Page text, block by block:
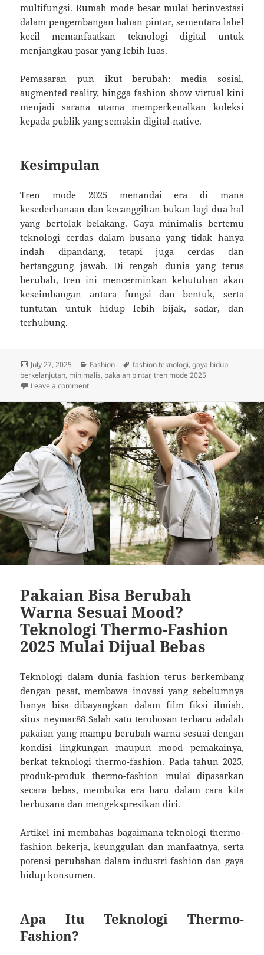
multifungsi. Rumah mode besar mulai berinvestasi
dalam pengembangan bahan pintar, sementara label
kecil memanfaatkan teknologi digital untuk
menjangkau pasar yang lebih luas.
Pemasaran pun ikut berubah: media sosial,
augmented reality, hingga fashion show virtual kini
menjadi sarana utama memperkenalkan koleksi
kepada publik yang semakin digital-native.
Kesimpulan
Tren mode 2025 menandai era di mana
kesederhanaan dan kecanggihan bukan lagi dua hal
yang bertolak belakang. Gaya minimalis bertemu
teknologi cerdas dalam busana yang tidak hanya
indah dipandang, tetapi juga cerdas dan
bertanggung jawab. Di tengah dunia yang terus
berubah, tren ini mencerminkan kebutuhan akan
keseimbangan antara fungsi dan bentuk, serta
tuntutan untuk hidup lebih bijak, sadar, dan
terhubung.
Posted
on
July 27, 2025 Categories
Fashion Tags
fashion teknologi,gaya hidup
berkelanjutan, minimalis, pakaian pintar,tren mode 2025
Leave a commenton Perubahan Tren Mode 2025: Gaya Minimalis
Pakaian Bisa Berubah
Warna Sesuai Mood?
Teknologi Thermo-Fashion
2025 Mulai Dijual Bebas
Teknologi dalam dunia fashion terus berkembang
dengan pesat, membawa inovasi yang sebelumnya
hanya bisa dibayangkan dalam film fiksi ilmiah.
situs neymar88Salah satu terobosan terbaru adalah
pakaian yang mampu berubah warna sesuai dengan
kondisi lingkungan maupun mood pemakainya,
berkat teknologi thermo-fashion. Pada tahun 2025,
produk-produk thermo-fashion mulai dipasarkan
secara bebas, membuka era baru dalam cara kita
berbusana dan mengekspresikan diri.
Artikel ini membahas bagaimana teknologi thermo-
fashion bekerja, keunggulan dan manfaatnya, serta
potensi perubahan dalam industri fashion dan gaya
hidup konsumen.
Apa Itu Teknologi Thermo-
Fashion?